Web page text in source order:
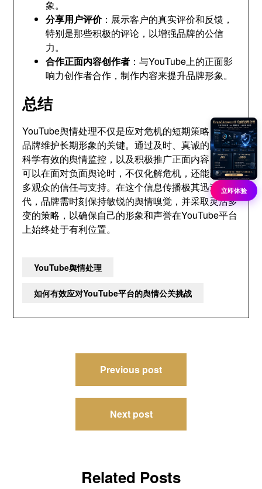
象。
分享用户评价：展示客户的真实评价和反馈，
特别是那些积极的评论，以增强品牌的公信
力。
合作正面内容创作者 ：与YouTube上的正面影
响力创作者合作，制作内容来提升品牌形象。
总结
YouTube舆情处理不仅是应对危机的短期策略，更是
品牌维护长期形象的关键。通过及时、真诚的回应，
科学有效的舆情监控，以及积极推广正面内容，品牌
可以在面对负面舆论时，不仅化解危机，还能赢得更
多观众的信任与支持。在这个信息传播极其迅速的时
代，品牌需时刻保持敏锐的舆情嗅觉，并采取灵活多
变的策略，以确保自己的形象和声誉在YouTube平台
上始终处于有利位置。
YouTube舆情处理
如何有效应对YouTube平台的舆情公关挑战
Previous post
Next post
Related Posts
立即体验